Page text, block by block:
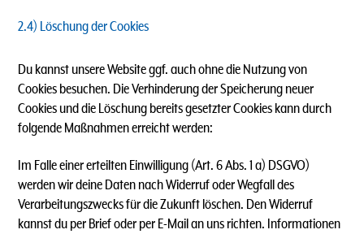
2.4) Löschung der Cookies
Du kannst unsere Website ggf. auch ohne die Nutzung von
Cookies besuchen. Die Verhinderung der Speicherung neuer
Cookies und die Löschung bereits gesetzter Cookies kann durch
folgende Maßnahmen erreicht werden:
Im Falle einer erteilten Einwilligung (Art. 6 Abs. 1 a) DSGVO)
werden wir deine Daten nach Widerruf oder Wegfall des
Verarbeitungszwecks für die Zukunft löschen. Den Widerruf
kannst du per Brief oder per E-Mail an uns richten. Informationen